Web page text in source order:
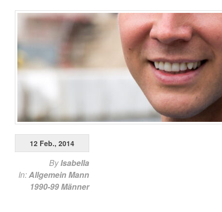
12 Feb., 2014
ByIsabella
In:AllgemeinMann
1990-99Männer